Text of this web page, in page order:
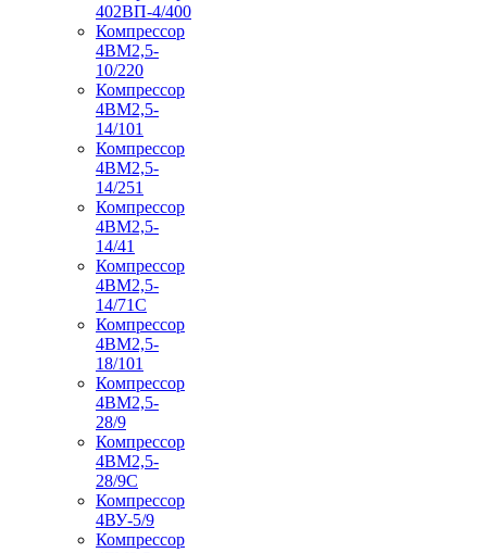
402ВП-4/400
Компрессор
4ВМ2,5-
10/220
Компрессор
4ВМ2,5-
14/101
Компрессор
4ВМ2,5-
14/251
Компрессор
4ВМ2,5-
14/41
Компрессор
4ВМ2,5-
14/71C
Компрессор
4ВМ2,5-
18/101
Компрессор
4ВМ2,5-
28/9
Компрессор
4ВМ2,5-
28/9С
Компрессор
4ВУ-5/9
Компрессор